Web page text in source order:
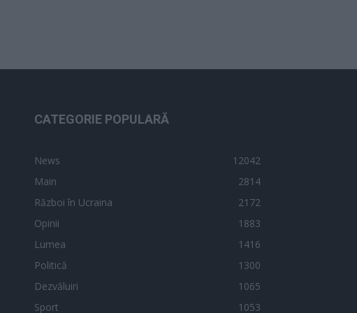
CATEGORIE POPULARĂ
News
12042
Main
2814
Război în Ucraina
2172
Opinii
1883
Lumea
1416
Politică
1300
Dezvăluiri
1065
Sport
1053